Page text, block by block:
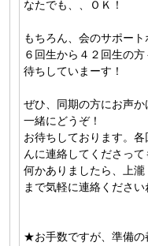
なたでも、、ＯＫ！
もちろん、会のサポート
６回生から４２回生の
待ちしていまーす！
ぜひ、同期の方にお声か
一緒にどうぞ！
お待ちしております。各
んに連絡してくださって
何かありましたら、上瀧
まで気軽に連絡ください
★お手数ですが、準備の